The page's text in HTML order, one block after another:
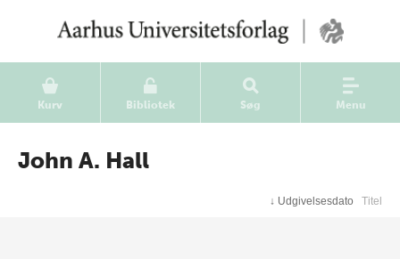
Kurv Bibliotek Søg Menu
John A. Hall
↓ Udgivelsesdato Titel